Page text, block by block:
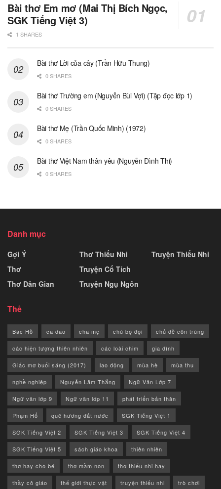
Bài thơ Em mơ (Mai Thị Bích Ngọc,
SGK Tiếng Việt 3)
1 SHARES
Bài thơ Lời của cây (Trần Hữu Thung)
0 SHARES
Bài thơ Trường em (Nguyễn Bùi Vợi) (Tập đọc lớp 1)
0 SHARES
Bài thơ Mẹ (Trần Quốc Minh) (1972)
0 SHARES
Bài thơ Việt Nam thân yêu (Nguyễn Đình Thi)
0 SHARES
Danh mục
Gợi Ý
Thơ
Thơ Dân Gian
Thơ Thiếu Nhi
Truyện Cổ Tích
Truyện Ngụ Ngôn
Truyện Thiếu Nhi
Thẻ
Bác Hồ ca dao cha mẹ chú bộ đội chủ đề côn trùng
các hiện tượng thiên nhiên các loài chim gia đình
Giấc mơ buổi sáng (2017) lao động mùa hè mùa thu
nghề nghiệp Nguyễn Lãm Thắng Ngữ Văn Lớp 7
Ngữ văn lớp 9 Ngữ văn lớp 11 phát triển bản thân
Phạm Hổ quê hương đất nước SGK Tiếng Việt 1
SGK Tiếng Việt 2 SGK Tiếng Việt 3 SGK Tiếng Việt 4
SGK Tiếng Việt 5 sách giáo khoa thiên nhiên
thơ hay cho bé thơ mầm non thơ thiếu nhi hay
thầy cô giáo thế giới thực vật truyện thiếu nhi trò chơi